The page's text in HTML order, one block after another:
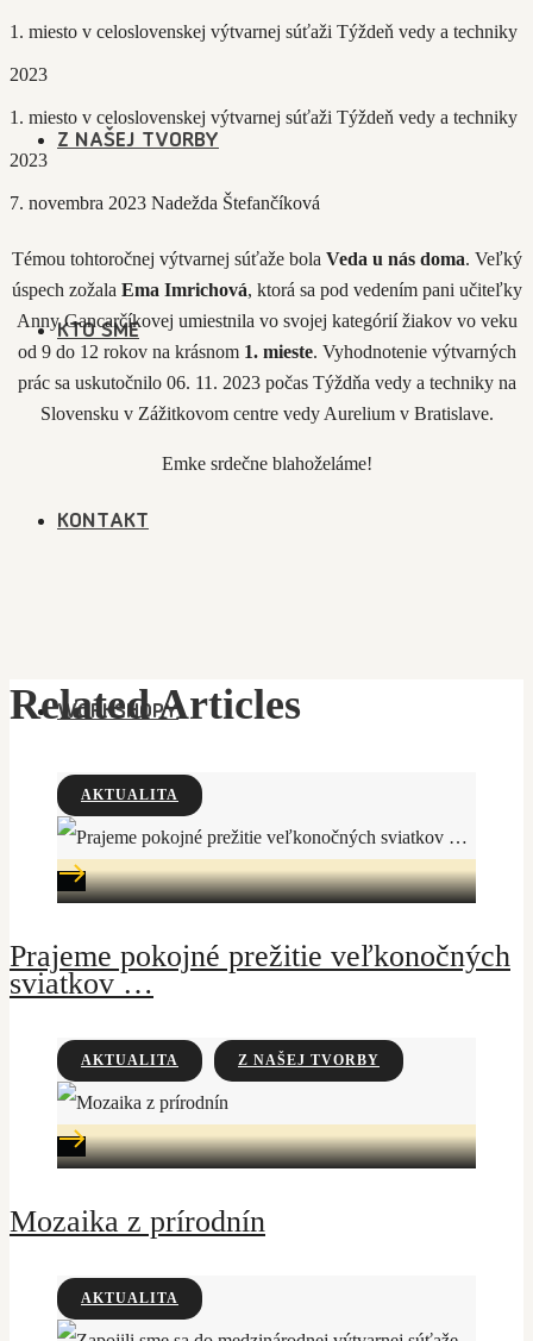
Z NAŠEJ TVORBY
KTO SME
KONTAKT
WORKSHOPY
1. miesto v celoslovenskej výtvarnej súťaži Týždeň vedy a techniky
2023
1. miesto v celoslovenskej výtvarnej súťaži Týždeň vedy a techniky
2023
7. novembra 2023 Nadežda Štefančíková
Témou tohtoročnej výtvarnej súťaže bola Veda u nás doma. Veľký
úspech zožala Ema Imrichová, ktorá sa pod vedením pani učiteľky
Anny Gancarčíkovej umiestnila vo svojej kategórií žiakov vo veku
od 9 do 12 rokov na krásnom 1. mieste. Vyhodnotenie výtvarných
prác sa uskutočnilo 06. 11. 2023 počas Týždňa vedy a techniky na
Slovensku v Zážitkovom centre vedy Aurelium v Bratislave.
Emke srdečne blahoželáme!
Related Articles
AKTUALITA
Prajeme pokojné prežitie veľkonočných
sviatkov …
AKTUALITA Z NAŠEJ TVORBY
Mozaika z prírodnín
AKTUALITA